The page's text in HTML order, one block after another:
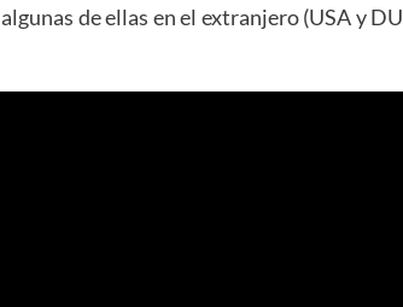
de ellas en el extranjero (USA y